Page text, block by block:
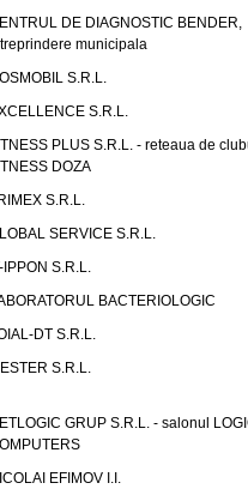
DE DIAGNOSTIC BENDER,
municipala
S.R.L.
S.R.L.
PLUS S.R.L. - reteaua de
DOZA
S.R.L.
SERVICE S.R.L.
IPPON S.R.L.
BACTERIOLOGIC
DT S.R.L.
S.R.L.
GRUP S.R.L. - salonul
EFIMOV I.I.